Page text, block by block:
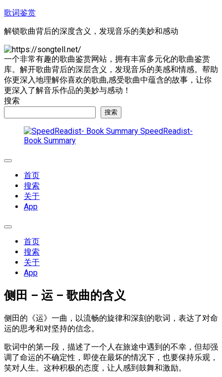
跳
内
容
歌词鉴赏
解锁歌曲背后的深度含义，发现音乐的美妙和感动
一个非常有趣的歌曲鉴赏网站，拥有丰富多元化的歌曲鉴赏
库。解开歌曲背后的深层含义，发现音乐的美感和情感。帮助
你更深入地理解你喜欢的歌曲,感受歌曲中蕴含的故事，让你
更深入了解音乐作品的美妙与感动！
搜索
搜索
SpeedReadist-
Book Summary
展
首页
搜索
关于
App
展
首页
搜索
关于
App
侧田 – 运 – 歌曲的含义
侧田的《运》一曲，以流畅的旋律和深刻的歌词，表达了对命
运的思考和对坚持的信念。
歌词中的第一段，描述了一个人在旅途中遇到的不幸，但却强
调了命运的不确定性，即使在最坏的情况下，也要保持乐观，
笑对人生。这种积极的态度，让人感到鼓舞和激励。